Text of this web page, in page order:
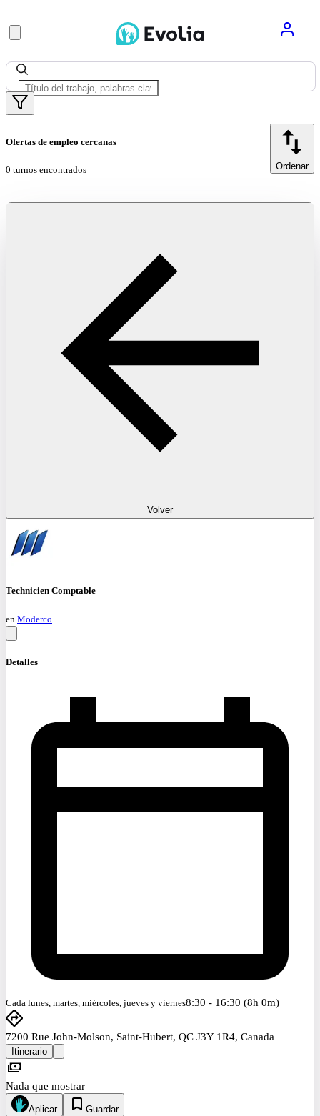
Ofertas de empleo cercanas
0 turnos encontrados Ordenar
Volver
Technicien Comptable
en Moderco
Detalles
Cada lunes, martes, miércoles, jueves y viernes8:30 - 16:30 (8h 0m)
7200 Rue John-Molson, Saint-Hubert, QC J3Y 1R4, Canada
Itinerario
Nada que mostrar
Aplicar
Guardar